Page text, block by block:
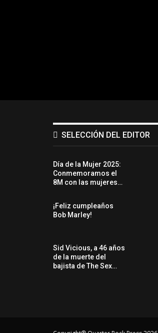
SELECCIÓN DEL EDITOR
Día de la Mujer 2025:
Conmemoramos el
8M con las mujeres…
¡Feliz cumpleaños
Bob Marley!
Sid Vicious, a 46 años
de la muerte del
bajista de The Sex…